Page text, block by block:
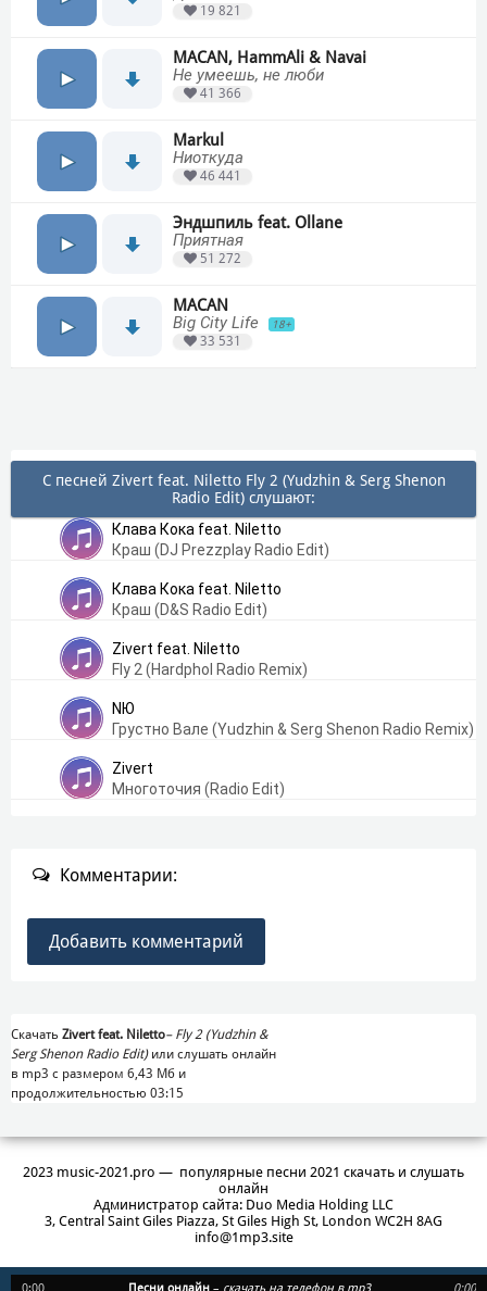
19 821
MACAN, HammAli & Navai
Не умеешь, не люби
41 366
Markul
Ниоткуда
46 441
Эндшпиль feat. Ollane
Приятная
51 272
MACAN
Big City Life
18+
33 531
С песней Zivert feat. Niletto Fly 2 (Yudzhin & Serg Shenon
Radio Edit) слушают:
Клава Кока feat. Niletto
Краш (DJ Prezzplay Radio Edit)
Клава Кока feat. Niletto
Краш (D&S Radio Edit)
Zivert feat. Niletto
Fly 2 (Hardphol Radio Remix)
NЮ
Грустно Вале (Yudzhin & Serg Shenon Radio Remix)
Zivert
Многоточия (Radio Edit)
Комментарии:
Добавить комментарий
Скачать Zivert feat. Niletto– Fly 2 (Yudzhin &
Serg Shenon Radio Edit)или слушать онлайн
в mp3 с размером 6,43 Mб и
продолжительностью 03:15
2023 music-2021.pro — популярные песни 2021 скачать и слушать
онлайн
Администратор сайта: Duo Media Holding LLC
3, Central Saint Giles Piazza, St Giles High St, London WC2H 8AG
info@1mp3.site